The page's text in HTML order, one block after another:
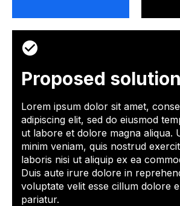
Proposed solution
Lorem ipsum dolor sit amet,
adipiscing elit, sed do eiusmod
ut labore et dolore magna aliqua.
minim veniam, quis nostrud
laboris nisi ut aliquip ex ea
Duis aute irure dolore in
voluptate velit esse cillum dolore
pariatur.